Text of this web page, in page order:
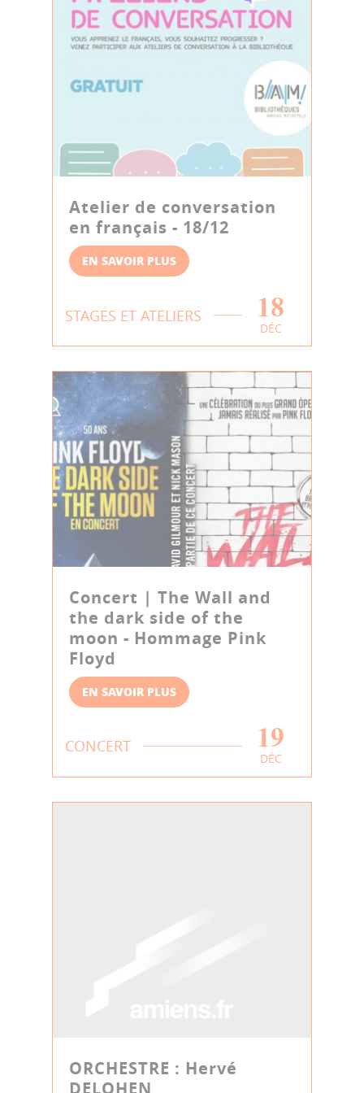
Atelier de conversation
en français - 18/12
EN SAVOIR PLUS
STAGES ET ATELIERS 18
DÉC
Concert | The Wall and
the dark side of the
moon - Hommage Pink
Floyd
EN SAVOIR PLUS
CONCERT 19
DÉC
ORCHESTRE : Hervé
DELOHEN